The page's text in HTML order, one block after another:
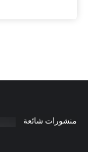
منشورات شائعة